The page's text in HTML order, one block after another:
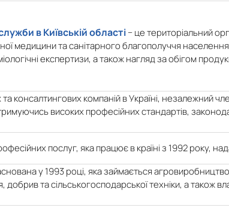
в Київській області− це територіальний
медицини та санітарного благополуччя
експертизи, а також нагляд за обігом
консалтингових компаній в Україні, незалежний
високих професійних стандартів,
послуг, яка працює в країні з 1992 року,
у 1993 році, яка займається
добрив та сільськогосподарської техніки, а